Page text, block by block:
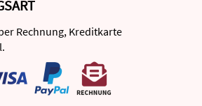
Rechnung, Kreditkarte